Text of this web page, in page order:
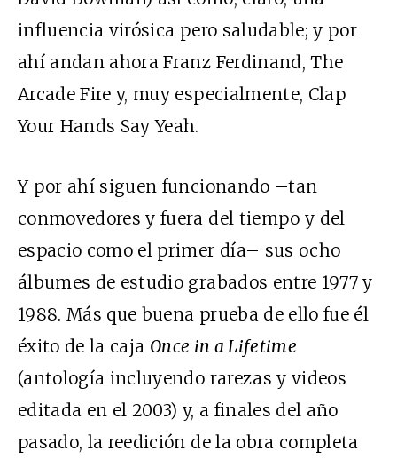
influencia virósica pero saludable; y por
ahí andan ahora Franz Ferdinand, The
Arcade Fire y, muy especialmente, Clap
Your Hands Say Yeah.
Y por ahí siguen funcionando –tan
conmovedores y fuera del tiempo y del
espacio como el primer día– sus ocho
álbumes de estudio grabados entre 1977 y
1988. Más que buena prueba de ello fue él
éxito de la caja Once in a Lifetime
(antología incluyendo rarezas y videos
editada en el 2003) y, a finales del año
pasado, la reedición de la obra completa